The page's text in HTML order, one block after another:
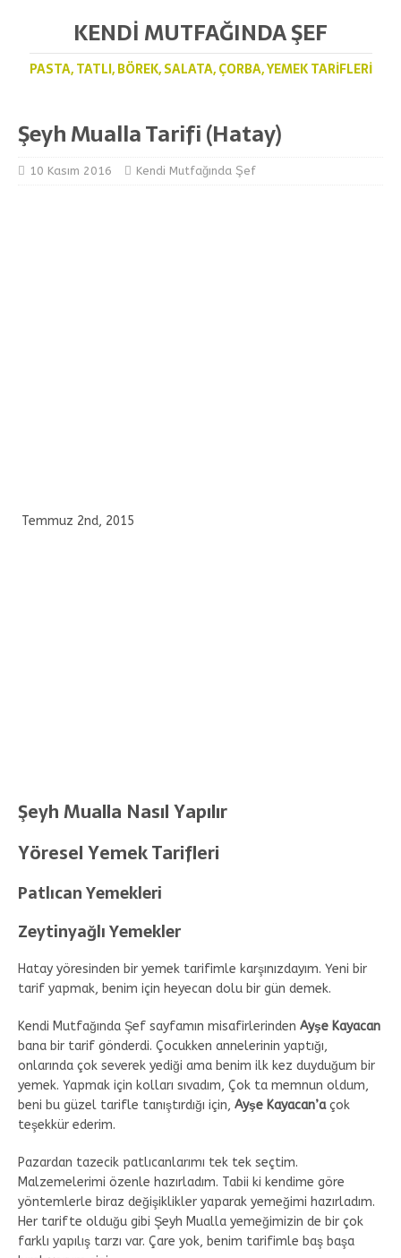
KENDI MUTFAĞINDA ŞEF
PASTA, TATLI, BÖREK, SALATA, ÇORBA, YEMEK TARIFLERI
Şeyh Mualla Tarifi (Hatay)
10 Kasım 2016 Kendi Mutfağında Şef
Temmuz 2nd, 2015
Şeyh Mualla Nasıl Yapılır
Yöresel Yemek Tarifleri
Patlıcan Yemekleri
Zeytinyağlı Yemekler
Hatay yöresinden bir yemek tarifimle karşınızdayım. Yeni bir
tarif yapmak, benim için heyecan dolu bir gün demek.
Kendi Mutfağında Şef sayfamın misafirlerinden Ayşe Kayacan
bana bir tarif gönderdi. Çocukken annelerinin yaptığı,
onlarında çok severek yediği ama benim ilk kez duyduğum bir
yemek. Yapmak için kolları sıvadım, Çok ta memnun oldum,
beni bu güzel tarifle tanıştırdığı için, Ayşe Kayacan’açok
teşekkür ederim.
Pazardan tazecik patlıcanlarımı tek tek seçtim.
Malzemelerimi özenle hazırladım. Tabii ki kendime göre
yöntemlerle biraz değişiklikler yaparak yemeğimi hazırladım.
Her tarifte olduğu gibi Şeyh Mualla yemeğimizin de bir çok
farklı yapılış tarzı var. Çare yok, benim tarifimle baş başa